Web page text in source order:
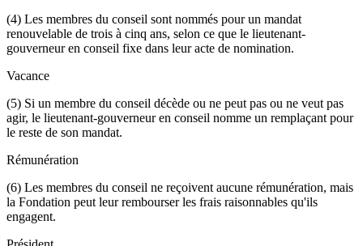
(4) Les membres du conseil sont nommés pour un mandat
renouvelable de trois à cinq ans, selon ce que le lieutenant-
gouverneur en conseil fixe dans leur acte de nomination.
Vacance
(5) Si un membre du conseil décède ou ne peut pas ou ne veut pas
agir, le lieutenant-gouverneur en conseil nomme un remplaçant pour
le reste de son mandat.
Rémunération
(6) Les membres du conseil ne reçoivent aucune rémunération, mais
la Fondation peut leur rembourser les frais raisonnables qu'ils
engagent.